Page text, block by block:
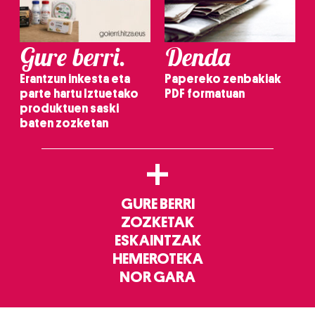
Gure berri.
Erantzun inkesta eta
parte hartu Iztuetako
produktuen saski
baten zozketan
Denda
Papereko zenbakiak
PDF formatuan
+
GURE BERRI
ZOZKETAK
ESKAINTZAK
HEMEROTEKA
NOR GARA